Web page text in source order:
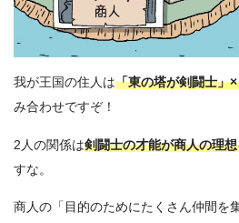
我が王国の住人は「東の塔が剣闘士」
み合わせですぞ！
2人の関係は剣闘士の才能が商人の理
すな。
商人の「目的のためにたくさん仲間を